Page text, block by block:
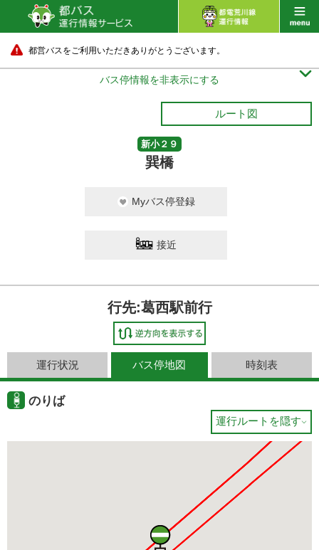
都営バスをご利用いただきありがとうございます。
バス停情報を非表示にする 
ルート図
新小２９
巽橋
Myバス停登録
接近
行先:葛西駅前行
運行状況 バス停地図 時刻表
のりば
運行ルートを隠す